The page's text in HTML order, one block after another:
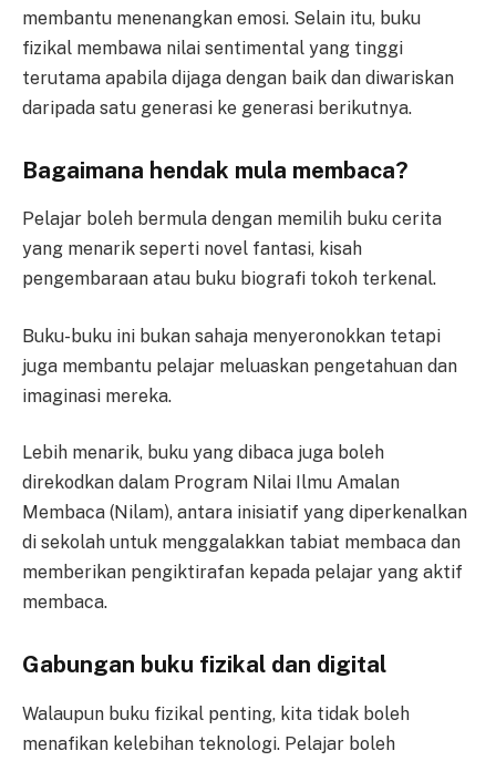
membantu menenangkan emosi. Selain itu, buku
fizikal membawa nilai sentimental yang tinggi
terutama apabila dijaga dengan baik dan diwariskan
daripada satu generasi ke generasi berikutnya.
Bagaimana hendak mula membaca?
Pelajar boleh bermula dengan memilih buku cerita
yang menarik seperti novel fantasi, kisah
pengembaraan atau buku biografi tokoh terkenal.
Buku-buku ini bukan sahaja menyeronokkan tetapi
juga membantu pelajar meluaskan pengetahuan dan
imaginasi mereka.
Lebih menarik, buku yang dibaca juga boleh
direkodkan dalam Program Nilai Ilmu Amalan
Membaca (Nilam), antara inisiatif yang diperkenalkan
di sekolah untuk menggalakkan tabiat membaca dan
memberikan pengiktirafan kepada pelajar yang aktif
membaca.
Gabungan buku fizikal dan digital
Walaupun buku fizikal penting, kita tidak boleh
menafikan kelebihan teknologi. Pelajar boleh